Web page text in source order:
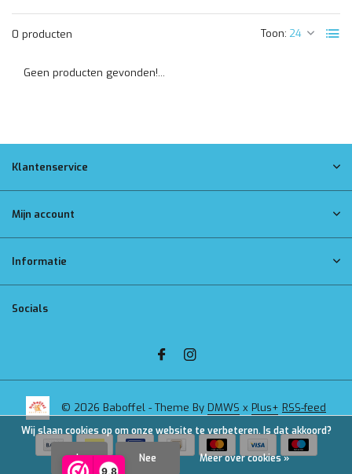
9,8
0 producten Toon:
Geen producten gevonden!...
Klantenservice
Mijn account
Informatie
Socials
© 2026 Baboffel - Theme By DMWS x Plus+ RSS-feed
Wij slaan cookies op om onze website te verbeteren. Is dat akkoord?
Ja Nee Meer over cookies »